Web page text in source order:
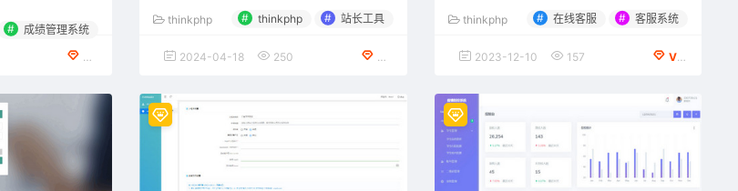
# 成绩管理系统
thinkphp # thinkphp # 站长工具
2024-04-18 250
thinkphp # 在线客服 # 客服系统
2023-12-10 157 VIP会员专享